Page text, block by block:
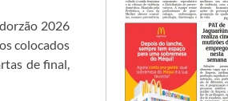
2026
colocados
de final,